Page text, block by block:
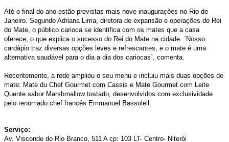
Até o final do ano estão previstas mais nove inaugurações no Rio de
Janeiro. Segundo Adriana Lima, diretora de expansão e operações do Rei
do Mate, o público carioca se identifica com os mates que a casa
oferece, o que explica o sucesso do Rei do Mate na cidade. `Nosso
cardápio traz diversas opções leves e refrescantes, e o mate é uma
alternativa saudável para o dia a dia dos cariocas`, comenta.
Recentemente, a rede ampliou o seu menu e incluiu mais duas opções de
mate: Mate du Chef Gourmet com Cassis e Mate Gourmet com Leite
Quente sabor Marshmallow tostado, desenvolvidos com exclusividade
pelo renomado chef francês Emmanuel Bassoleil.
Serviço:
Av. Visconde do Rio Branco, 511 A cp: 103 LT- Centro- Niterói